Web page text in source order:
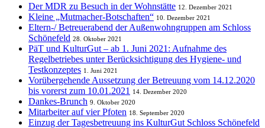
Der MDR zu Besuch in der Wohnstätte 12. Dezember 2021
Kleine „Mutmacher-Botschaften“ 10. Dezember 2021
Eltern-/ Betreuerabend der Außenwohngruppen am Schloss
Schönefeld 28. Oktober 2021
PäT und KulturGut – ab 1. Juni 2021: Aufnahme des
Regelbetriebes unter Berücksichtigung des Hygiene- und
Testkonzeptes 1. Juni 2021
Vorübergehende Aussetzung der Betreuung vom 14.12.2020
bis vorerst zum 10.01.2021
14. Dezember 2020
Dankes-Brunch 9. Oktober 2020
Mitarbeiter auf vier Pfoten 18. September 2020
Einzug der Tagesbetreuung ins KulturGut Schloss Schönefeld